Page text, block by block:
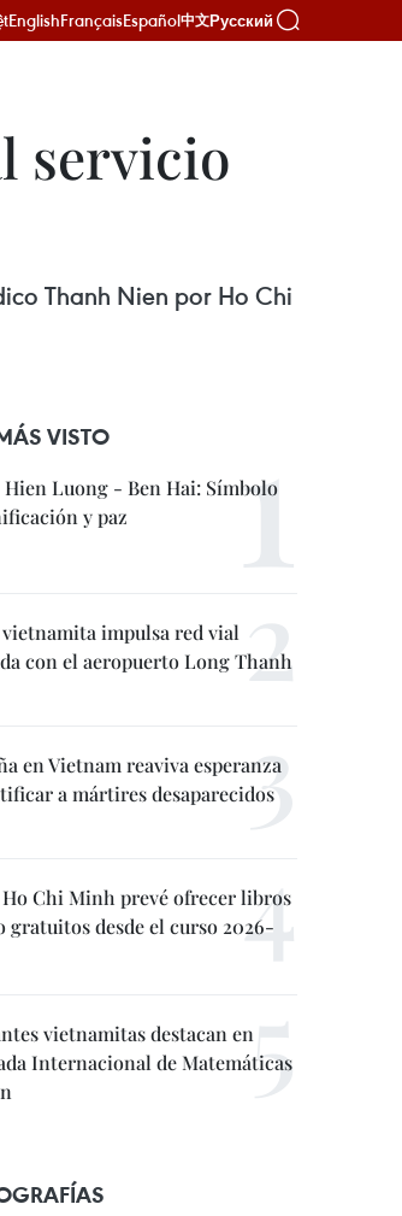
EnglishFrançaisEspañol中文Русский
servicio
Thanh Nien por Ho Chi
VISTO
Hien Luong - Ben Hai: Símbolo
y paz
impulsa red vial
con el aeropuerto Long Thanh
en Vietnam reaviva esperanza
a mártires desaparecidos
Chi Minh prevé ofrecer libros
gratuitos desde el curso 2026-
vietnamitas destacan en
Internacional de Matemáticas